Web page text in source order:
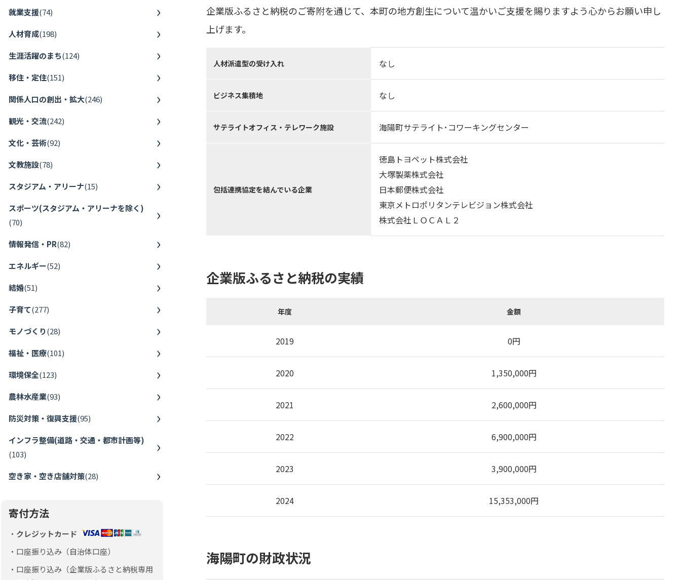
就業支援(74)
人材育成(198)
生涯活躍のまち(124)
移住・定住(151)
関係人口の創出・拡大(246)
観光・交流(242)
文化・芸術(92)
文教施設(78)
スタジアム・アリーナ(15)
スポーツ(スタジアム・アリーナを除く)
(70)
情報発信・PR(82)
エネルギー(52)
結婚(51)
子育て(277)
モノづくり(28)
福祉・医療(101)
環境保全(123)
農林水産業(93)
防災対策・復興支援(95)
インフラ整備(道路・交通・都市計画等)
(103)
空き家・空き店舗対策(28)
寄付方法
クレジットカード
口座振り込み（自治体口座）
口座振り込み（企業版ふるさと納税専用
企業版ふるさと納税のご寄附を通じて、本町の地方創生について温かいご支援を賜りますよう心からお願い申し
上げます。
人材派遣型の受け入れ なし
ビジネス集積地 なし
サテライトオフィス・テレワーク施設 海陽町サテライト･コワーキングセンター
包括連携協定を結んでいる企業
徳島トヨペット株式会社
大塚製薬株式会社
日本郵便株式会社
東京メトロポリタンテレビジョン株式会社
株式会社ＬＯＣＡＬ２
企業版ふるさと納税の実績
年度 金額
2019 0円
2020 1,350,000円
2021 2,600,000円
2022 6,900,000円
2023 3,900,000円
2024 15,353,000円
海陽町の財政状況